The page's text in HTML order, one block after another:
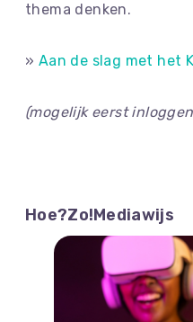
thema denken.
» Aan de slag met het
(mogelijk eerst
Hoe?Zo!Mediawijs